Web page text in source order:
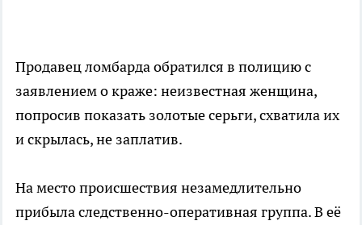
Продавец ломбарда обратился в полицию с
заявлением о краже: неизвестная женщина,
попросив показать золотые серьги, схватила их
и скрылась, не заплатив.
На место происшествия незамедлительно
прибыла следственно-оперативная группа. В её